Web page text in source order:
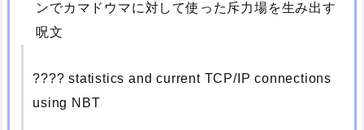
ンでカマドウマに対して使った斥力場を生み出す
呪文
???? statistics and current TCP/IP connections
using NBT